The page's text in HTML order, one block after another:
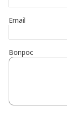
Email
Вопрос